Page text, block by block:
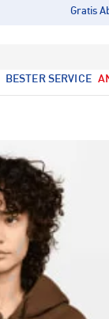
Gratis
BESTER SERVICE